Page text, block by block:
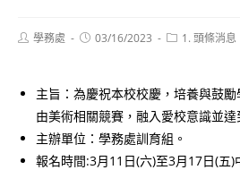
Post學務處
Post03/16/2023
Post1. 頭條消息
主旨：為慶祝本校校慶，培養與鼓
由美術相關競賽，融入愛校意識並達
主辦單位：學務處訓育組。
報名時間:3月11日(六)至3月17日(五)